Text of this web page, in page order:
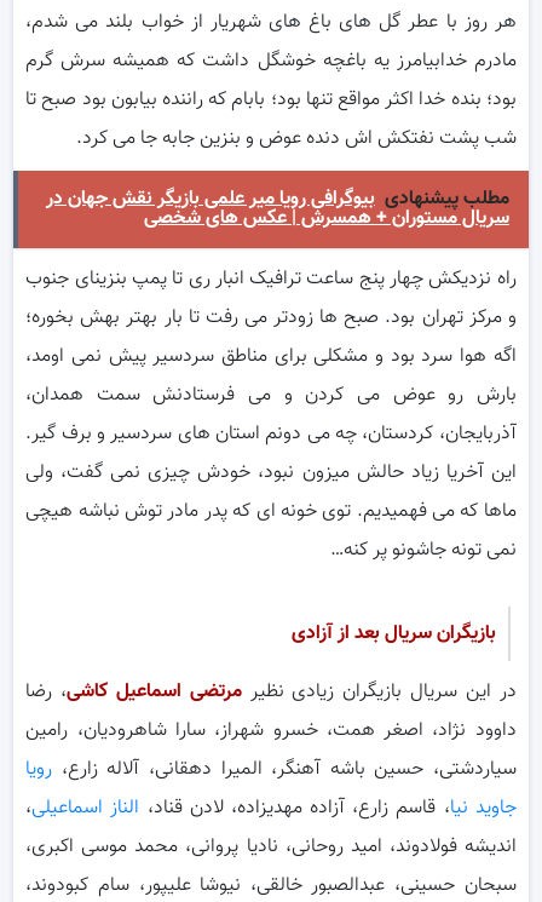
هر روز با عطر گل های باغ های شهریار از خواب بلند می شدم،
مادرم خدابیامرز یه باغچه خوشگل داشت که همیشه سرش گرم
بود؛ بنده خدا اکثر مواقع تنها بود؛ بابام که راننده بیابون بود صبح تا
شب پشت نفتکش اش دنده عوض و بنزین جابه جا می کرد.
مطلب پیشنهادی بیوگرافی رویا میر علمی بازیگر نقش جهان در
سریال مستوران + همسرش | عکس های شخصی
راه نزدیکش چهار پنج ساعت ترافیک انبار ری تا پمپ بنزینای جنوب
و مرکز تهران بود. صبح ها زودتر می رفت تا بار بهتر بهش بخوره؛
اگه هوا سرد بود و مشکلی برای مناطق سردسیر پیش نمی اومد،
بارش رو عوض می کردن و می فرستادنش سمت همدان،
آذربایجان، کردستان، چه می دونم استان های سردسیر و برف گیر.
این آخریا زیاد حالش میزون نبود، خودش چیزی نمی گفت، ولی
ماها که می فهمیدیم. توی خونه ای که پدر مادر توش نباشه هیچی
نمی تونه جاشونو پر کنه…
بازیگران سریالبعد از آزادی
در این سریال بازیگران زیادی نظیرمرتضی اسماعیل کاشی، رضا
داوود نژاد، اصغر همت، خسرو شهراز، سارا شاهرودیان، رامین
سیاردشتی، حسین باشه آهنگر، المیرا دهقانی، آلاله زارع، رویا
جاوید نیا، قاسم زارع، آزاده مهدیزاده، لادن قناد، الناز اسماعیلی،
اندیشه فولادوند، امید روحانی، نادیا پروانی، محمد موسی اکبری،
سبحان حسینی، عبدالصبور خالقی، نیوشا علیپور، سام کبودوند،